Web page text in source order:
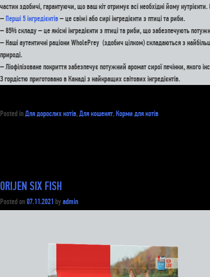
частин здобичі, гарантуючи, що ваш кіт отримує всі необхідні йому
–Перші 5 інгредієнтів– це свіжі або сирі інгредієнти з птиці та риби.
– 85% складу – це якісні інгредієнти з птиці та риби, що забезпечують
– Наші аутентичні раціони WholePrey (здобич цілком) складаються з
природі.
– Ліофілізоване покриття забезпечує потужний аромат сирої печінки, якого
З гордістю приготовано в Канаді з найкращих світових інгредієнтів.
Posted inДля дорослих котів,Для кошенят,Корми для котів
ORIJEN SIX FISH
Posted on07.11.2021 byadmin